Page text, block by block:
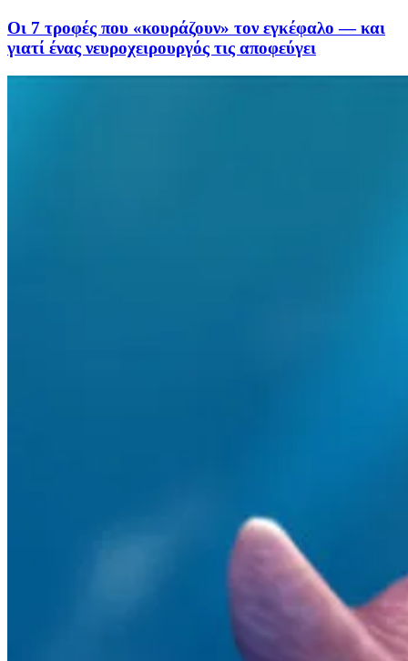
Οι 7 τροφές που «κουράζουν» τον εγκέφαλο — και
γιατί ένας νευροχειρουργός τις αποφεύγει